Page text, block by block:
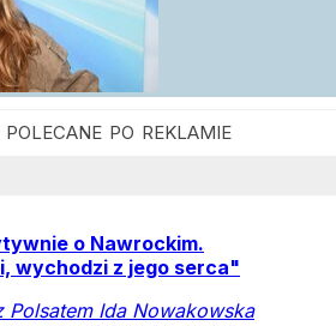
o Nawrockim.
wychodzi z jego serca"
Polsatem Ida Nowakowska